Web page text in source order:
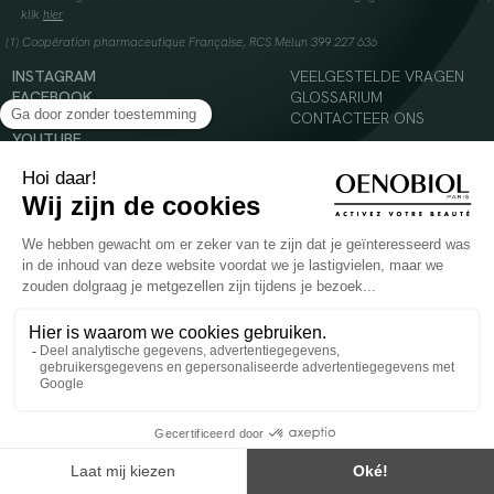
klik hier
(1) Coopération pharmaceutique Française, RCS Melun 399 227 636
INSTAGRAM
FACEBOOK
TIKTOK
YOUTUBE
VEELGESTELDE VRAGEN
GLOSSARIUM
CONTACTEER ONS
Voedingssupplement dat moet worden geconsumeerd als onderdeel van een gevarieerde,
evenwichtige voeding en een gezonde levensstijl. Aanbevolen dagelijkse dosis niet
overschrijden. Enkel voor volwassenen, buiten het bereik van kinderen houden.